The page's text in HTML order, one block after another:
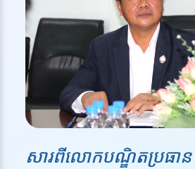
សារពីលោកបណ្ឌិតប្រធាន